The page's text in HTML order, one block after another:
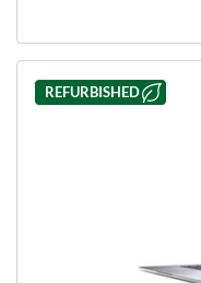
REFURBISHED